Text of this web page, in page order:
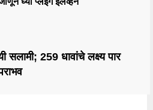
सलामी; 259 धावांचे लक्ष्य पार